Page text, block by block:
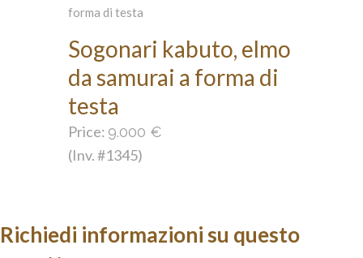
Sogonari kabuto, elmo
da samurai a forma di
testa
Price: 9.000 €
(Inv. #1345)
Richiedi informazioni su questo